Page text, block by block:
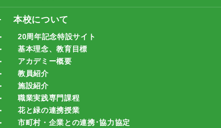
本校について
20周年記念特設サイト
基本理念、教育目標
アカデミー概要
教員紹介
施設紹介
職業実践専門課程
花と緑の連携授業
市町村・企業との連携･協力協定